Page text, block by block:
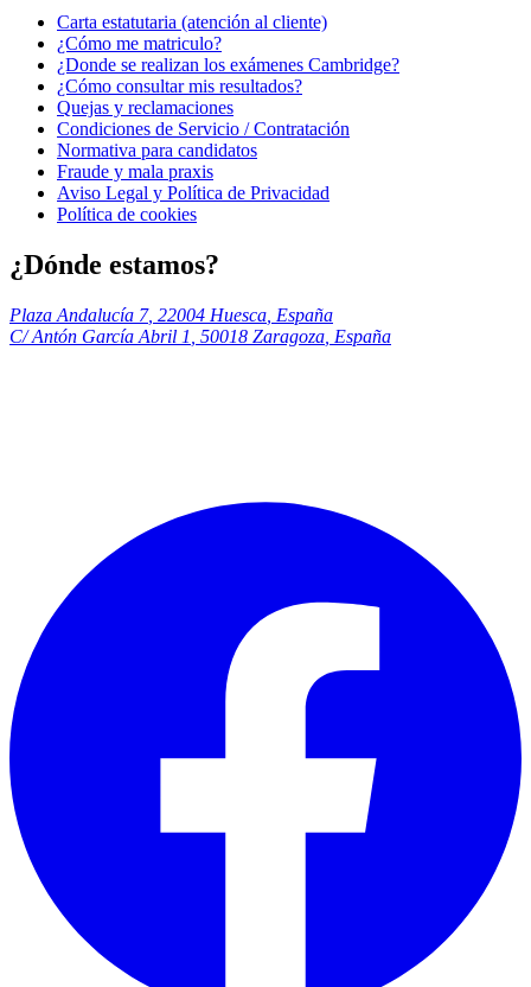
Carta estatutaria (atención al cliente)
¿Cómo me matriculo?
¿Donde se realizan los exámenes Cambridge?
¿Cómo consultar mis resultados?
Quejas y reclamaciones
Condiciones de Servicio / Contratación
Normativa para candidatos
Fraude y mala praxis
Aviso Legal y Política de Privacidad
Política de cookies
¿Dónde estamos?
Plaza Andalucía 7, 22004 Huesca España
C/ Antón García Abril 1 50018 Zaragoza España